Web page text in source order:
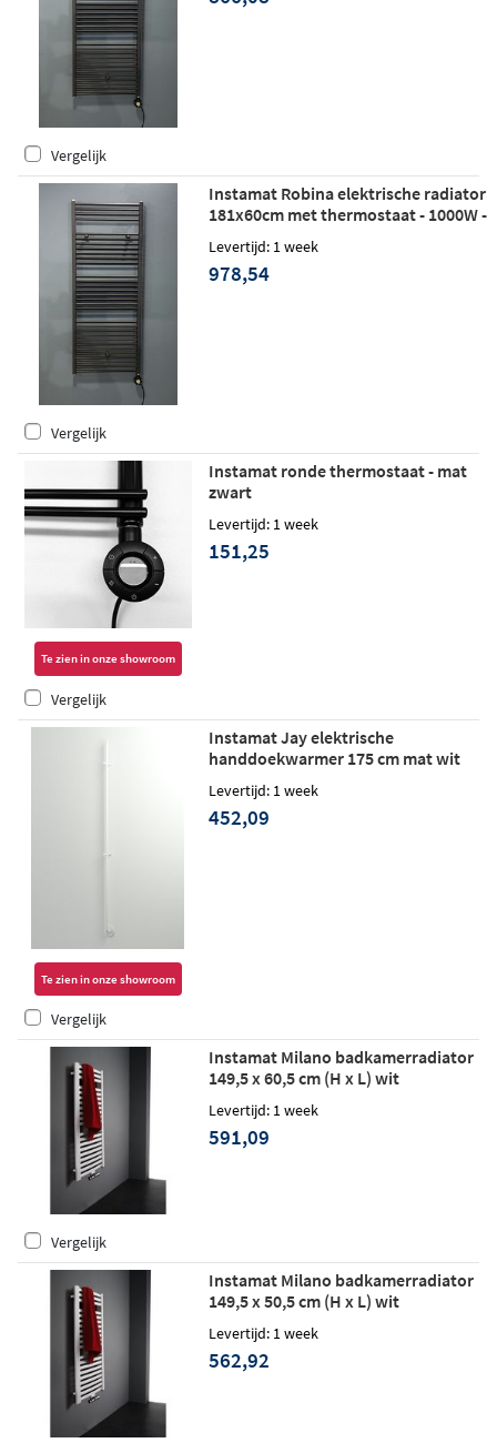
Vergelijk
Instamat Robina elektrische radiator
181x60cm met thermostaat - 1000W -
soft zwart
Levertijd: 1 week
978,54
Vergelijk
Te zien in onze showroom
Instamat ronde thermostaat - mat
zwart
Levertijd: 1 week
151,25
Vergelijk
Te zien in onze showroom
Instamat Jay elektrische
handdoekwarmer 175 cm mat wit
Levertijd: 1 week
452,09
Vergelijk
Instamat Milano badkamerradiator
149,5 x 60,5 cm (H x L) wit
Levertijd: 1 week
591,09
Vergelijk
Instamat Milano badkamerradiator
149,5 x 50,5 cm (H x L) wit
Levertijd: 1 week
562,92